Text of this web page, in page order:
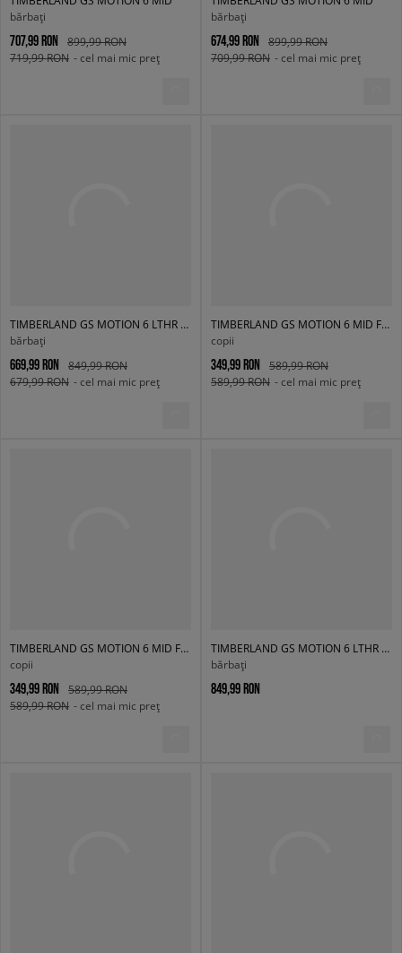
bărbați
707,99 RON
899,99 RON
719,99 RON - cel mai mic preț
bărbați
674,99 RON
899,99 RON
709,99 RON - cel mai mic preț
TIMBERLAND GS MOTION 6 LTHR SUPER OX
bărbați
669,99 RON
849,99 RON
679,99 RON - cel mai mic preț
TIMBERLAND GS MOTION 6 MID F/LWP
copii
349,99 RON
589,99 RON
589,99 RON - cel mai mic preț
TIMBERLAND GS MOTION 6 MID F/LWP
copii
349,99 RON
589,99 RON
589,99 RON - cel mai mic preț
TIMBERLAND GS MOTION 6 LTHR SUPER OX
bărbați
849,99 RON